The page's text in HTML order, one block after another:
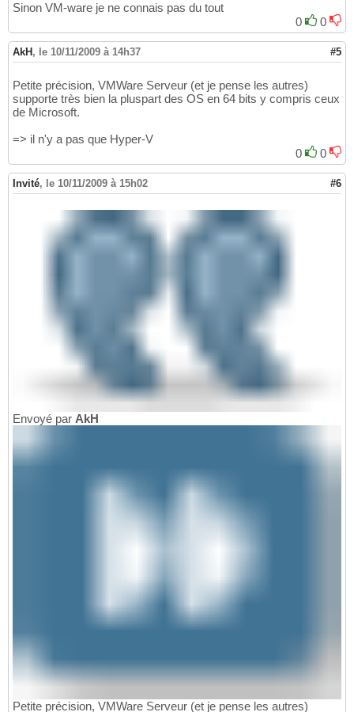
Sinon VM-ware je ne connais pas du tout
0
0
AkH , le 10/11/2009 à 14h37 #5
Petite précision, VMWare Serveur (et je pense les autres)
supporte très bien la pluspart des OS en 64 bits y compris ceux
de Microsoft.
=> il n'y a pas que Hyper-V
0
0
Invité, le 10/11/2009 à 15h02 #6
Envoyé par AkH
Petite précision, VMWare Serveur (et je pense les autres)